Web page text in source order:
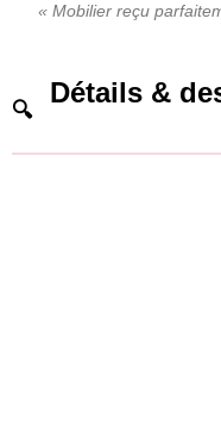
« Mobilier reçu
Détails &